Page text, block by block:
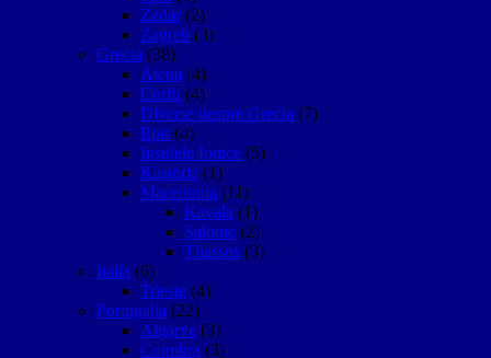
Zadar (2)
Zagreb (3)
Grecia (38)
Atena (4)
Corfu (4)
Diverse despre Grecia (7)
Epir (4)
Insulele Ionice (5)
Kastoria (1)
Macedonia (11)
Kavala (1)
Salonic (2)
Thassos (3)
Italia (6)
Trieste (4)
Portugalia (22)
Algarve (3)
Coimbra (3)